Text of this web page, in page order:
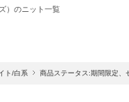
）のニット一覧
モスモス）のニット一覧
ニット一覧
ト/白系 商品ステータス:期間限定、